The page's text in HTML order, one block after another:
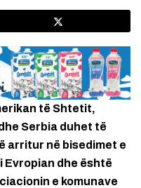
të Shtetit,
Serbia duhet të
arritur në bisedimet e
Evropian dhe është
e komunave